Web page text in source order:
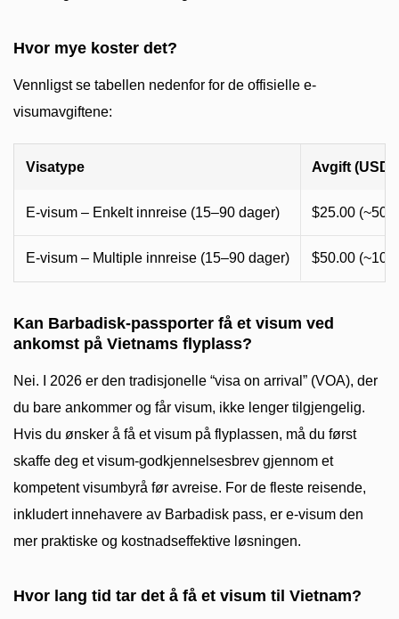
Hvor mye koster det?
Vennligst se tabellen nedenfor for de offisielle e-
visumavgiftene:
Visatype Avgift (USD)
E-visum – Enkelt innreise (15–90 dager) $25.00 (~50
E-visum – Multiple innreise (15–90 dager) $50.00 (~101
Kan Barbadisk-passporter få et visum ved
ankomst på Vietnams flyplass?
Nei. I 2026 er den tradisjonelle “visa on arrival” (VOA), der
du bare ankommer og får visum, ikke lenger tilgjengelig.
Hvis du ønsker å få et visum på flyplassen, må du først
skaffe deg et visum-godkjennelsesbrev gjennom et
kompetent visumbyrå før avreise. For de fleste reisende,
inkludert innehavere av Barbadisk pass, er e-visum den
mer praktiske og kostnadseffektive løsningen.
Hvor lang tid tar det å få et visum til Vietnam?